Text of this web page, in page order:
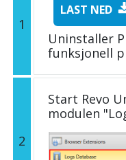
1
LAST NED
Uninstaller
funksjonell
2
Start Revo
modulen